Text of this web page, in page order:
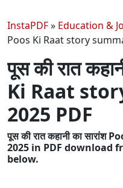
InstaPDF» Education &
Poos Ki Raat story
पूस की रात
Ki Raat
2025 PDF
पूस की रात कहानी का
2025 in PDF download
below.